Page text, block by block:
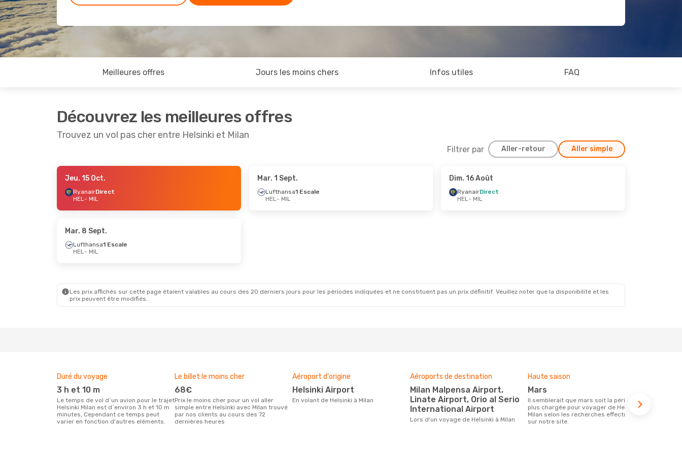
Meilleures offres Jours les moins chers Infos utiles FAQ
Découvrez les meilleures offres
Trouvez un vol pas cher entre Helsinki et Milan
Filtrer par Aller-retour Aller simple
- Dim. 6 Sept. - Jeu. 8 Oct. - Mar. 15 Sept.
- Dim. 23 Août
Jeu. 15 Oct.
RyanairDirect
HEL- MIL
Mar. 1 Sept.
Lufthansa1 Escale
HEL- MIL
Dim. 16 Août
RyanairDirect
HEL- MIL
Mar. 8 Sept.
Lufthansa1 Escale
HEL- MIL
Les prix affichés sur cette page étaient valables au cours des 20 derniers jours pour les périodes indiquées et ne constituent pas un prix définitif. Veuillez noter que la disponibilité et les
prix peuvent être modifiés.
Duré du voyage
3 h et 10 m
Le temps de vol d´un avion pour le trajet
Helsinki Milan est d´environ 3 h et 10 m
minutes, Cependant ce temps peut
varier en fonction d'autres eléments.
Le billet le moins cher
68€
Prix le moins cher pour un vol aller
simple entre Helsinki avec Milan trouvé
par nos clients au cours des 72
dernières heures
Aéroport d'origine
Helsinki Airport
En volant de Helsinki à Milan
Aéroports de destination
Milan Malpensa Airport,
Linate Airport, Orio al Serio
International Airport
Lors d'un voyage de Helsinki à Milan
Haute saison
mars
Il semblerait que mars soit la période la
plus chargée pour voyager de Helsinki à
Milan selon les recherches effectuées
sur notre site.